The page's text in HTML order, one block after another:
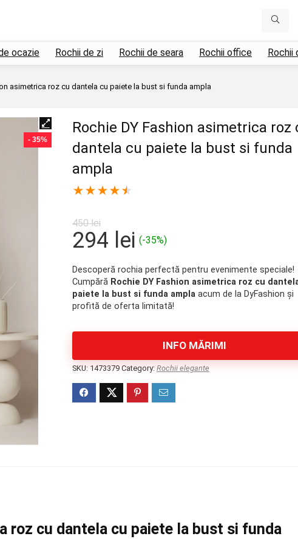
ocazie Rochii de zi Rochii de seara Rochii office Rochii
asimetrica roz cu dantela cu paiete la bust si funda ampla
- 35%
Rochie DY Fashion asimetrica roz
dantela cu paiete la bust si funda
ampla
★★★★★
450lei
Prețul
a
fost:
450 lei.
294 leiPrețul
este:
294 lei.
(-35%)
Descoperă rochia perfectă pentru evenimente speciale!
Cumpără Rochie DY Fashion asimetrica roz cu
paiete la bust si funda amplaacum de la DyFashion și
profită de oferta limitată!
INFO MĂRIMI
SKU: 1473379 Category: Rochii elegante
roz cu dantela cu paiete la bust si funda